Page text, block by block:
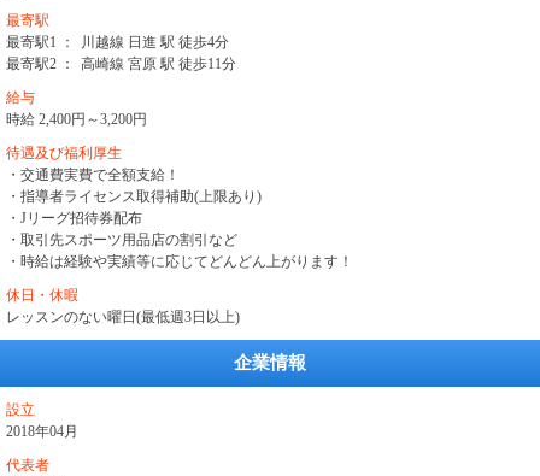
最寄駅
最寄駅1 ：
川越線 日進 駅 徒歩4分
最寄駅2 ：
高崎線 宮原 駅 徒歩11分
給与
時給 2,400円～3,200円
待遇及び福利厚生
・交通費実費で全額支給！
・指導者ライセンス取得補助(上限あり)
・Jリーグ招待券配布
・取引先スポーツ用品店の割引など
・時給は経験や実績等に応じてどんどん上がります！
休日・休暇
レッスンのない曜日(最低週3日以上)
企業情報
設立
2018年04月
代表者